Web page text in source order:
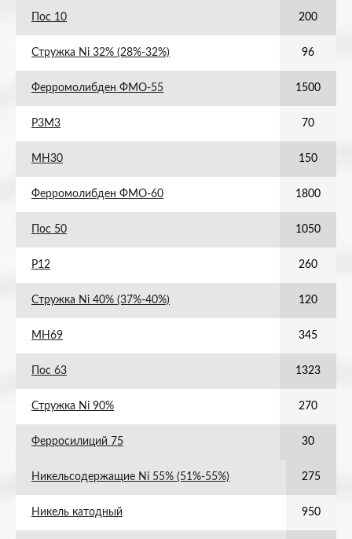
Пос 10 200
Стружка Ni 32% (28%-32%) 96
Ферромолибден ФМО-55 1500
Р3М3 70
МН30 150
Ферромолибден ФМО-60 1800
Пос 50 1050
Р12 260
Стружка Ni 40% (37%-40%) 120
МН69 345
Пос 63 1323
Стружка Ni 90% 270
Ферросилиций 75 30
Никельсодержащие Ni 55% (51%-55%) 275
Никель катодный 950